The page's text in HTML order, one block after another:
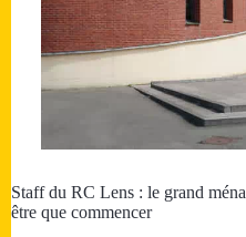
Staff du RC Lens : le grand
être que commencer